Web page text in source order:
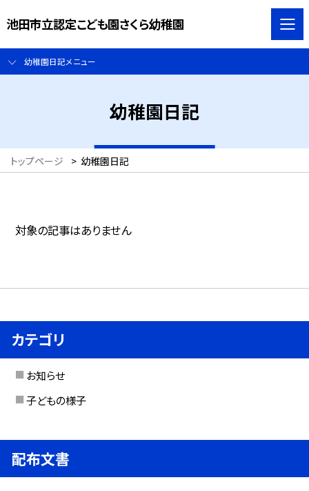
池田市立認定こども園さくら幼稚園
幼稚園日記メニュー
幼稚園日記
トップページ > 幼稚園日記
対象の記事はありません
カテゴリ
お知らせ
子どもの様子
配布文書